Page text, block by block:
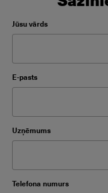
Jūsu vārds
Please leave this field
E-pasts
Please leave this field
Uzņēmums
Please leave this field
Telefona numurs
leave this field